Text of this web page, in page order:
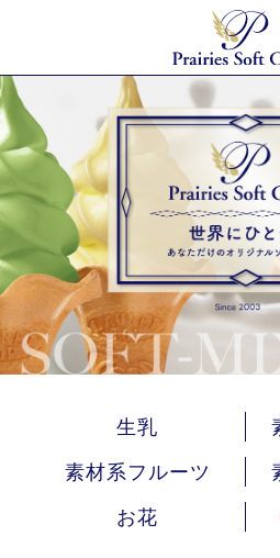
生乳
素材系フルーツ
お花